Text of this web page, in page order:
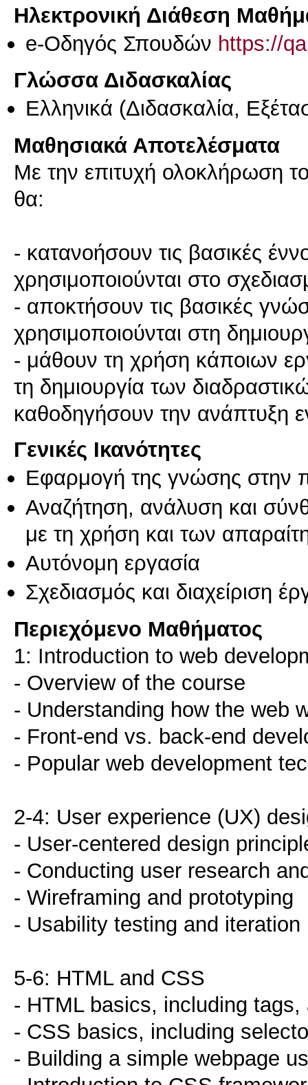
Ηλεκτρονική Διάθεση
e-Οδηγός Σπουδών https://
Γλώσσα Διδασκαλίας
Ελληνικά (Διδασκαλία,
Μαθησιακά Αποτελέσματα
Με την επιτυχή ολοκλήρωση
θα:
- κατανοήσουν τις βασικές
χρησιμοποιούνται στο
- αποκτήσουν τις βασικές
χρησιμοποιούνται στη
- μάθουν τη χρήση κάποιων
τη δημιουργία των
καθοδηγήσουν την ανάπτυξη
Γενικές Ικανότητες
Εφαρμογή της γνώσης στην
Αναζήτηση, ανάλυση και
με τη χρήση και των
Αυτόνομη εργασία
Σχεδιασμός και διαχείριση
Περιεχόμενο Μαθήματος
1: Introduction to web
- Overview of the course
- Understanding how the web
- Front-end vs. back-end
- Popular web development
2-4: User experience (UX)
- User-centered design
- Conducting user research
- Wireframing and prototyping
- Usability testing and iteration
5-6: HTML and CSS
- HTML basics, including
- CSS basics, including
- Building a simple webpage